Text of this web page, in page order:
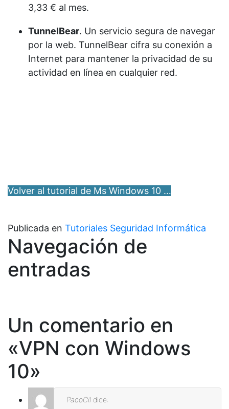
3,33 € al mes.
TunnelBear. Un servicio segura de navegar
por la web. TunnelBear cifra su conexión a
Internet para mantener la privacidad de su
actividad en línea en cualquier red.
Volver al tutorial de Ms Windows 10 …
Publicada en Tutoriales Seguridad Informática
Navegación de
entradas
Un comentario en
«VPN con Windows
10»
PacoCil dice: